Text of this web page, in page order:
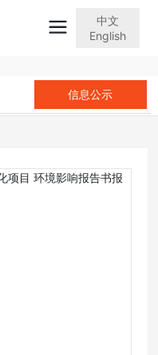
中文
English
信息公示